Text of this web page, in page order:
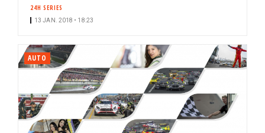
24H SERIES
13 JAN. 2018 • 18:23
AUTO